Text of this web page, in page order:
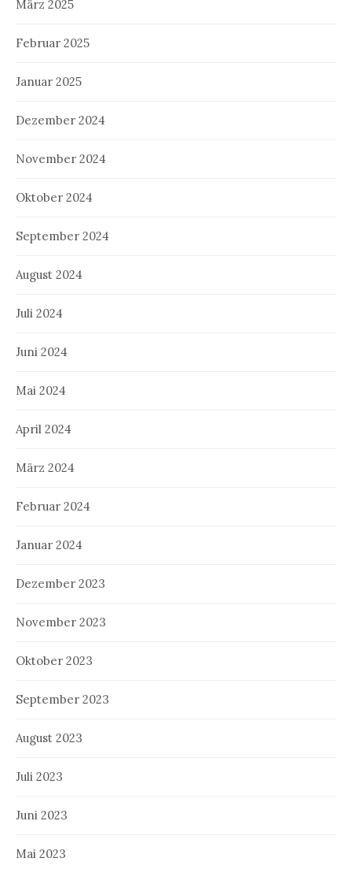
März 2025
Februar 2025
Januar 2025
Dezember 2024
November 2024
Oktober 2024
September 2024
August 2024
Juli 2024
Juni 2024
Mai 2024
April 2024
März 2024
Februar 2024
Januar 2024
Dezember 2023
November 2023
Oktober 2023
September 2023
August 2023
Juli 2023
Juni 2023
Mai 2023